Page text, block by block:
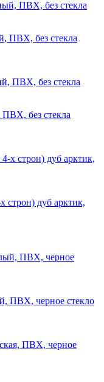
ПВХ, без стекла
без стекла
строн) дуб арктик,
ПВХ, черное стекло